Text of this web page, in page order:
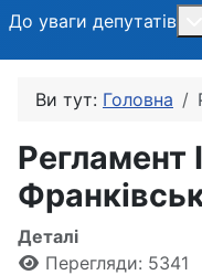
До уваги депутатів
Ви тут: Головна
Регламент
Деталі
Перегляди: 5341